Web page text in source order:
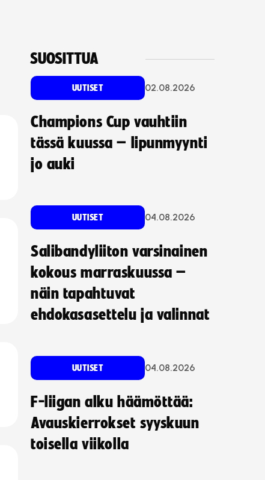
SUOSITTUA
UUTISET 02.08.2026
Champions Cup vauhtiin
tässä kuussa – lipunmyynti
jo auki
UUTISET 04.08.2026
Salibandyliiton varsinainen
kokous marraskuussa –
näin tapahtuvat
ehdokasasettelu ja valinnat
UUTISET 04.08.2026
F-liigan alku häämöttää:
Avauskierrokset syyskuun
toisella viikolla